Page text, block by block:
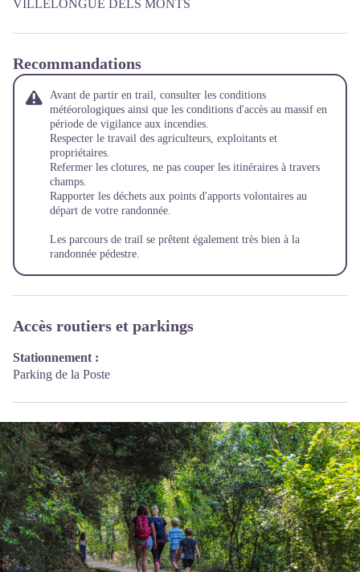
VILLELONGUE DELS MONTS
Recommandations
Avant de partir en trail, consulter les conditions
météorologiques ainsi que les conditions d'accès au massif en
période de vigilance aux incendies.
Respecter le travail des agriculteurs, exploitants et
propriétaires.
Refermer les clotures, ne pas couper les itinéraires à travers
champs.
Rapporter les déchets aux points d'apports volontaires au
départ de votre randonnée.
Les parcours de trail se prêtent également très bien à la
randonnée pédestre.
Accès routiers et parkings
Stationnement :
Parking de la Poste